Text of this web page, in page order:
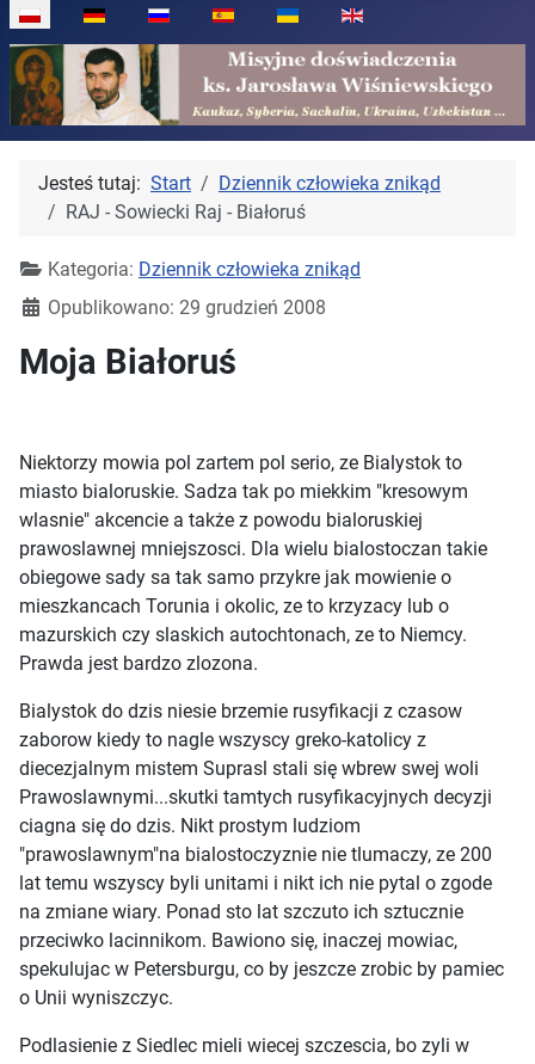
Wybierz swój język
Jesteś tutaj: Start
Dziennik człowieka znikąd
RAJ - Sowiecki Raj - Białoruś
Kategoria: Dziennik człowieka znikąd
Opublikowano: 29 grudzień 2008
Moja Białoruś
Niektorzy mowia pol zartem pol serio, ze Bialystok to
miasto bialoruskie. Sadza tak po miekkim "kresowym
wlasnie" akcencie a także z powodu bialoruskiej
prawoslawnej mniejszosci. Dla wielu bialostoczan takie
obiegowe sady sa tak samo przykre jak mowienie o
mieszkancach Torunia i okolic, ze to krzyzacy lub o
mazurskich czy slaskich autochtonach, ze to Niemcy.
Prawda jest bardzo zlozona.
Bialystok do dzis niesie brzemie rusyfikacji z czasow
zaborow kiedy to nagle wszyscy greko-katolicy z
diecezjalnym mistem Suprasl stali się wbrew swej woli
Prawoslawnymi...skutki tamtych rusyfikacyjnych decyzji
ciagna się do dzis. Nikt prostym ludziom
"prawoslawnym"na bialostoczyznie nie tlumaczy, ze 200
lat temu wszyscy byli unitami i nikt ich nie pytal o zgode
na zmiane wiary. Ponad sto lat szczuto ich sztucznie
przeciwko lacinnikom. Bawiono się, inaczej mowiac,
spekulujac w Petersburgu, co by jeszcze zrobic by pamiec
o Unii wyniszczyc.
Podlasienie z Siedlec mieli wiecej szczescia, bo zyli w